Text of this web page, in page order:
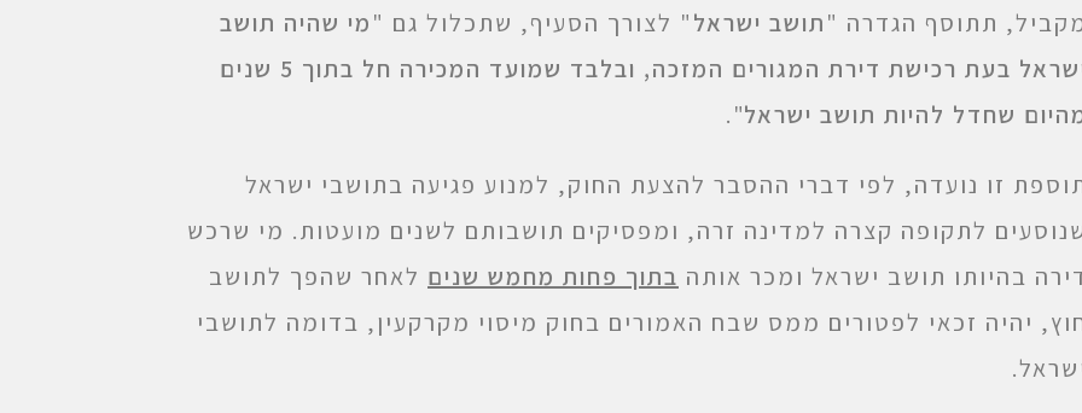
תתוסף הגדרה "תושב ישראל" לצורך הסעיף, שתכלול גם "מי שהיה תושב
ישראל בעת רכישת דירת המגורים המזכה, ובלבד שמועד המכירה חל בתוך 5 שנים
שחדל להיות תושב ישראל".
זו נועדה, לפי דברי ההסבר להצעת החוק, למנוע פגיעה בתושבי ישראל
לתקופה קצרה למדינה זרה, ומפסיקים תושבותם לשנים מועטות. מי שרכש
בהיותו תושב ישראל ומכר אותה בתוך פחות מחמש שנים לאחר שהפך לתושב
יהיה זכאי לפטורים ממס שבח האמורים בחוק מיסוי מקרקעין, בדומה לתושבי